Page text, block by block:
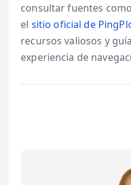
consultar fuentes
el sitio oficial de
recursos valiosos y
experiencia de